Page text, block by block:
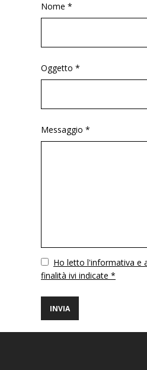
Nome *
Oggetto *
Messaggio *
VuotoHo letto l'informativa e
finalità ivi indicate *